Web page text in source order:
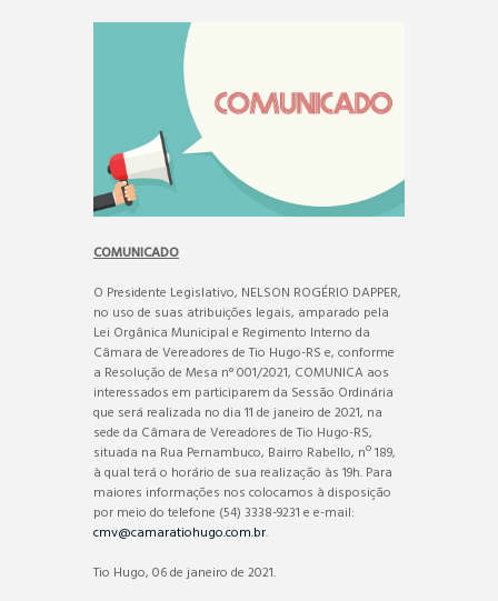
COMUNICADO
O Presidente Legislativo, NELSON ROGÉRIO DAPPER,
no uso de suas atribuições legais, amparado pela
Lei Orgânica Municipal e Regimento Interno da
Câmara de Vereadores de Tio Hugo-RS e, conforme
a Resolução de Mesa n° 001/2021, COMUNICA aos
interessados em participarem da Sessão Ordinária
que será realizada no dia 11 de janeiro de 2021, na
sede da Câmara de Vereadores de Tio Hugo-RS,
situada na Rua Pernambuco, Bairro Rabello, nº 189,
à qual terá o horário de sua realização às 19h. Para
maiores informações nos colocamos à disposição
por meio do telefone (54) 3338-9231 e e-mail:
cmv@camaratiohugo.com.br.
Tio Hugo, 06 de janeiro de 2021.